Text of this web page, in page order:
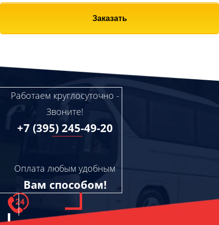
Заказать
Работаем круглосуточно -
Звоните!
+7 (395) 245-49-20
Оплата любым удобным
Вам способом!